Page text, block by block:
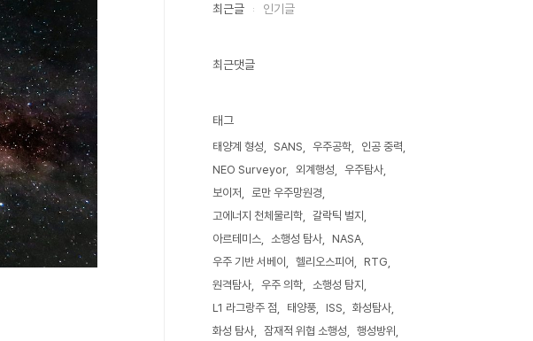
최근글 인기글
최근댓글
태그
태양계 형성 SANS 우주공학
인공 중력
NEO Surveyor
외계행성
우주탐사
보이저
로만 우주망원경
고에너지 천체물리학
갈락틱 벌지
아르테미스
소행성 탐사
NASA
우주 기반 서베이
헬리오스피어
RTG
원격탐사
우주 의학
소행성 탐지
L1 라그랑주 점
태양풍 ISS
화성탐사
화성 탐사
잠재적 위협 소행성
행성방위